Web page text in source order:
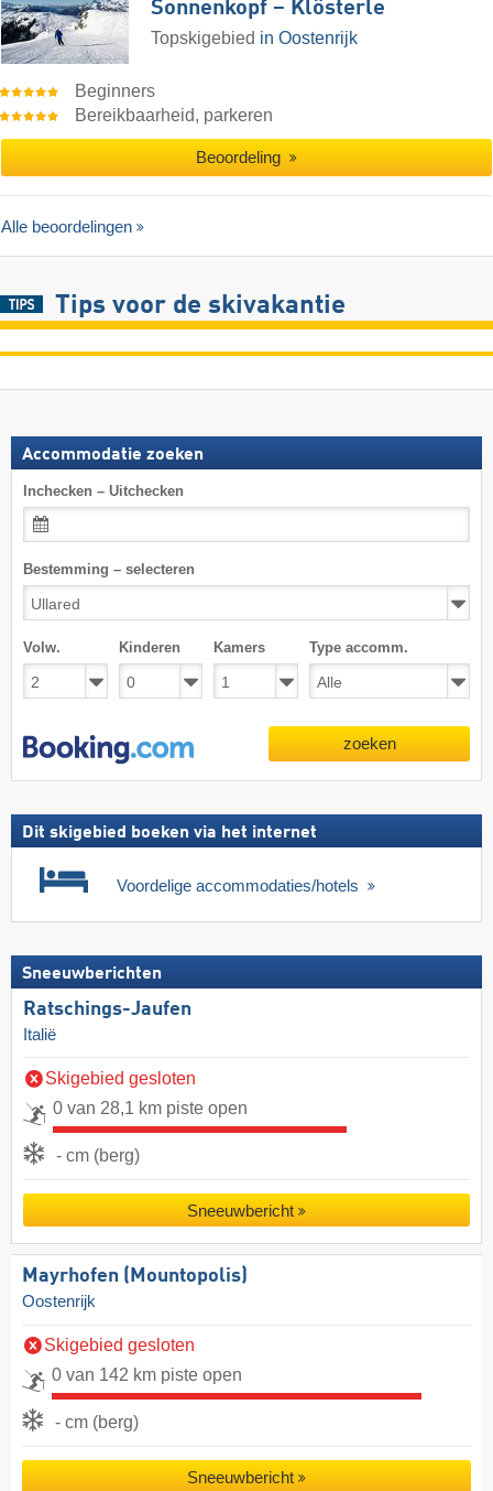
Sonnenkopf – Klösterle
Topskigebied in Oostenrijk
Beginners
Bereikbaarheid, parkeren
Beoordeling
Alle beoordelingen
Tips voor de skivakantie
Accommodatie zoeken
Inchecken – Uitchecken
Bestemming – selecteren
Volw. Kinderen Kamers Type accomm.
zoeken
Dit skigebied boeken via het internet
Voordelige accommodaties/hotels
Sneeuwberichten
Ratschings-Jaufen
Italië
Skigebied gesloten
0 van 28,1 km piste open
- cm (berg)
Sneeuwbericht
Mayrhofen (Mountopolis)
Oostenrijk
Skigebied gesloten
0 van 142 km piste open
- cm (berg)
Sneeuwbericht